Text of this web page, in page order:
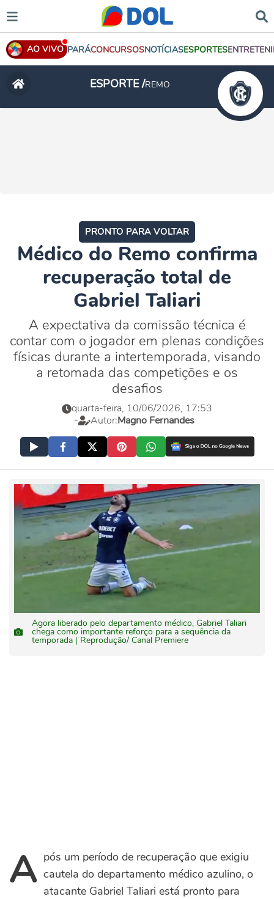
AO VIVO PARÁCONCURSOSNOTÍCIASESPORTES
ESPORTE /REMO
PRONTO PARA VOLTAR
Médico do Remo confirma
recuperação total de
Gabriel Taliari
A expectativa da comissão técnica é
contar com o jogador em plenas condições
físicas durante a intertemporada, visando
a retomada das competições e os
desafios
quarta-feira, 10/06/2026, 17:53
-
Autor:Magno Fernandes
Agora liberado pelo departamento médico, Gabriel Taliari
chega como importante reforço para a sequência da
temporada | Reprodução/ Canal Premiere
Após um período de recuperação que exigiu
cautela do departamento médico azulino, o
atacante Gabriel Taliari está pronto para